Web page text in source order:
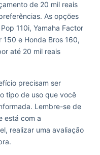
de 20 mil reais
As opções
110i, Yamaha Factor
150 e Honda Bros 160,
até 20 mil reais
precisam ser
tipo de uso que você
Lembre-se de
está com a
realizar uma avaliação